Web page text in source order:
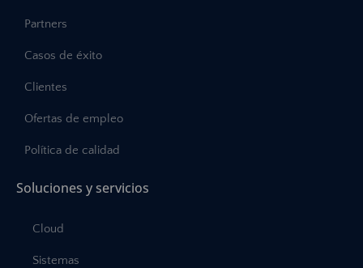
Partners
Casos de éxito
Clientes
Ofertas de empleo
Política de calidad
Soluciones y servicios
Cloud
Sistemas